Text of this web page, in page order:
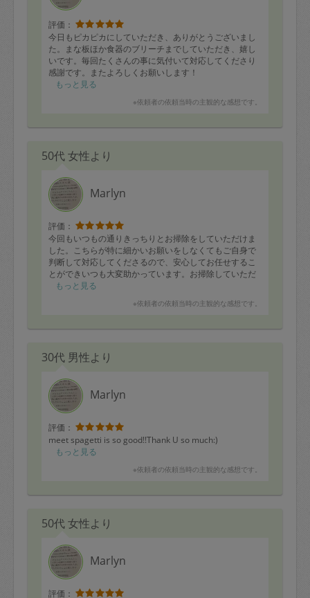
評価：
今日もピカピカにしていただき、ありがとうございまし
た。まな板ほか食器のブリーチまでしていただき、嬉し
いです。毎回たくさんの事に気付いて対応してくださり
感謝です。またよろしくお願いします！
もっと見る
※依頼者の依頼当時の主観的な感想です。
50代 女性より
Marlyn
評価：
今回もいつもの通りきっちりとお掃除をしていただけま
した。こちらが特に細かいお願いをしなくてもご自身で
判断して対応してくださるので、安心してお任せするこ
とができいつも大変助かっています。お掃除していただ
いた後はきれいなお部屋でよい1日を過ごすことができて
もっと見る
※依頼者の依頼当時の主観的な感想です。
30代 男性より
Marlyn
評価：
meet spagetti is so good!!Thank U so much:)
もっと見る
※依頼者の依頼当時の主観的な感想です。
50代 女性より
Marlyn
評価：